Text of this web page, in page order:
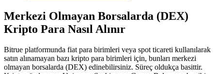
Kopya Ticaret
Merkezi Olmayan Borsalarda (DEX)
Kripto Para Nasıl Alınır
Bitrue platformunda fiat para birimleri veya spot ticareti kullanılarak
satın alınamayan bazı kripto para birimleri için, bunları merkezi
olmayan borsalarda (DEX) edinebilirsiniz. Süreç oldukça basittir.